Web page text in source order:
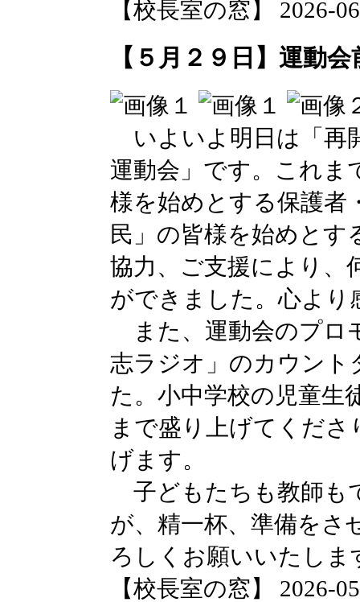
【校長室の窓】 2026-
【５月２９日】運動
いよいよ明日は「再
運動会」です。これま
様を始めとする保護者
民」の皆様を始めとす
協力、ご支援により、
ができました。心より
また、運動会のプロ
志ラジオ」のカウン
た。小中学校の児童生
まで盛り上げてくだ
げます。
子どもたちも教師も
が、精一杯、準備をさ
ろしくお願いいたしま
【校長室の窓】 2026-